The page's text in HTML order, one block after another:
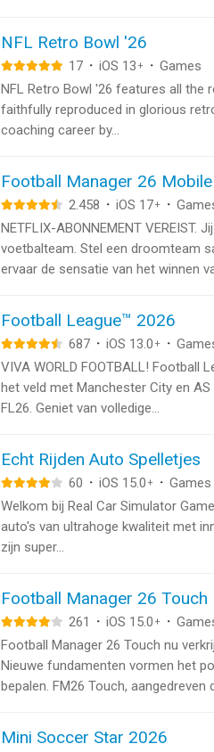
NFL Retro Bowl '26
17 · iOS 13 + · Games
NFL Retro Bowl '26 features all the
faithfully reproduced in glorious
coaching career by...
Football Manager 26 Mobile
2.458 · iOS 17+ ·
NETFLIX-ABONNEMENT VEREIST.
voetbalteam. Stel een droomteam
ervaar de sensatie van het winnen
Football League™ 2026
687 · iOS 13.0 + ·
VIVA WORLD FOOTBALL! Football
het veld met Manchester City en
FL26. Geniet van volledige...
Echt Rijden Auto Spelletjes
60 · iOS 15.0 + · Games
Welkom bij Real Car Simulator
auto's van ultrahoge kwaliteit met
zijn super...
Football Manager 26 Touch
261 · iOS 15.0 + ·
Football Manager 26 Touch nu
Nieuwe fundamenten vormen het
bepalen. FM26 Touch, aangedreven
Mini Soccer Star 2026